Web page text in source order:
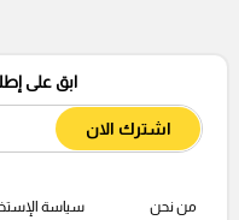
ابق على
اشترك الان
من نحن سياسة